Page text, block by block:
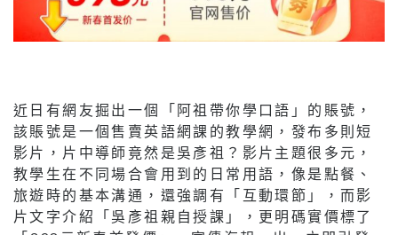
近日有網友掘出一個「阿祖帶你學口語」的賬號，
該賬號是一個售賣英語網課的教學網，發布多則短
影片，片中導師竟然是吳彥祖？影片主題很多元，
教學生在不同場合會用到的日常用語，像是點餐、
旅遊時的基本溝通，還強調有「互動環節」，而影
片文字介紹「吳彥祖親自授課」，更明碼實價標了